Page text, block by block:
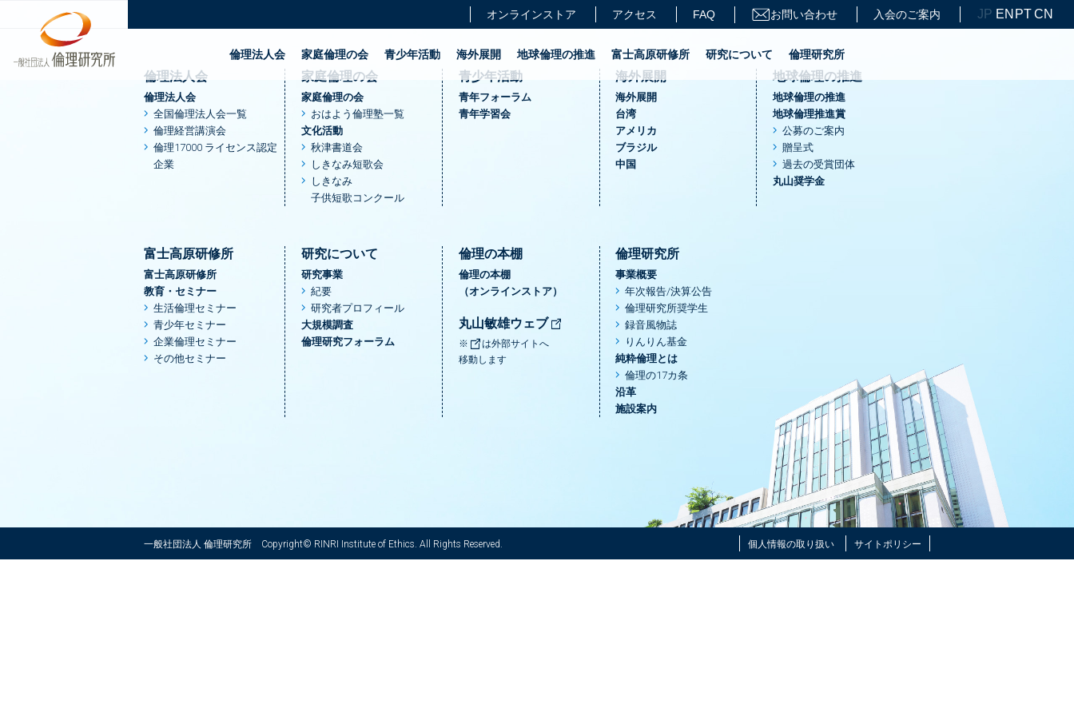
オンラインストア アクセス FAQ お問い合わせ 入会のご案内 JP EN PTCN
倫理法人会 家庭倫理の会 青少年活動 海外展開 地球倫理の推進 富士高原研修所 研究について 倫理研究所
倫理法人会
倫理法人会
全国倫理法人会一覧
倫理経営講演会
倫理17000 ライセンス認定
企業
家庭倫理の会
家庭倫理の会
おはよう倫理塾一覧
文化活動
秋津書道会
しきなみ短歌会
しきなみ
子供短歌コンクール
青少年活動
青年フォーラム
青年学習会
海外展開
海外展開
台湾
アメリカ
ブラジル
中国
地球倫理の推進
地球倫理の推進
地球倫理推進賞
公募のご案内
贈呈式
過去の受賞団体
丸山奨学金
富士高原研修所
富士高原研修所
教育・セミナー
生活倫理セミナー
青少年セミナー
企業倫理セミナー
その他セミナー
研究について
研究事業
紀要
研究者プロフィール
大規模調査
倫理研究フォーラム
倫理の本棚
倫理の本棚
（オンラインストア）
丸山敏雄ウェブ
※
は外部サイトへ
移動します
倫理研究所
事業概要
年次報告/決算公告
倫理研究所奨学生
録音風物誌
りんりん基金
純粋倫理とは
倫理の17カ条
沿革
施設案内
一般社団法人 倫理研究所 Copyright© RINRI Institute of Ethics. All Rights Reserved. 個人情報の取り扱い サイトポリシー